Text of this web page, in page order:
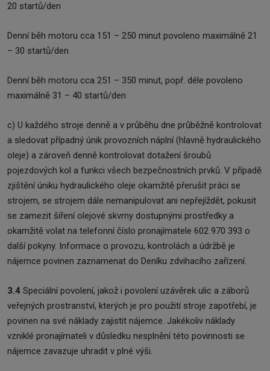
20 startů/den
Denní běh motoru cca 151 – 250 minut povoleno maximálně 21
– 30 startů/den
Denní běh motoru cca 251 – 350 minut, popř. déle povoleno
maximálně 31 – 40 startů/den
c) U každého stroje denně a v průběhu dne průběžně kontrolovat
a sledovat případný únik provozních náplní (hlavně hydraulického
oleje) a zároveň denně kontrolovat dotažení šroubů
pojezdových kol a funkci všech bezpečnostních prvků. V případě
zjištění úniku hydraulického oleje okamžitě přerušit práci se
strojem, se strojem dále nemanipulovat ani nepřejíždět, pokusit
se zamezit šíření olejové skvrny dostupnými prostředky a
okamžitě volat na telefonní číslo pronajímatele 602 970 393 o
další pokyny. Informace o provozu, kontrolách a údržbě je
nájemce povinen zaznamenat do Deníku zdvihacího zařízení.
3.4 Speciální povolení, jakož i povolení uzávěrek ulic a záborů
veřejných prostranství, kterých je pro použití stroje zapotřebí, je
povinen na své náklady zajistit nájemce. Jakékoliv náklady
vzniklé pronajímateli v důsledku nesplnění této povinnosti se
nájemce zavazuje uhradit v plné výši.